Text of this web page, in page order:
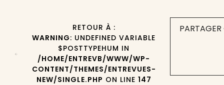
RETOUR À :
WARNING: UNDEFINED VARIABLE
$POSTTYPEHUM IN
/HOME/ENTREVB/WWW/WP-
CONTENT/THEMES/ENTREVUES-
NEW/SINGLE.PHP ON LINE 147